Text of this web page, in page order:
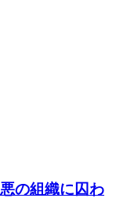
の組織に囚わ